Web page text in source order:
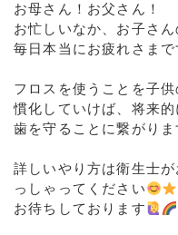
お母さん！お父さん！
お忙しいなか、お子さん
毎日本当にお疲れさまで
フロスを使うことを子
慣化していけば、将来
歯を守ることに繋がりま
詳しいやり方は衛生士
っしゃってください
お待ちしております